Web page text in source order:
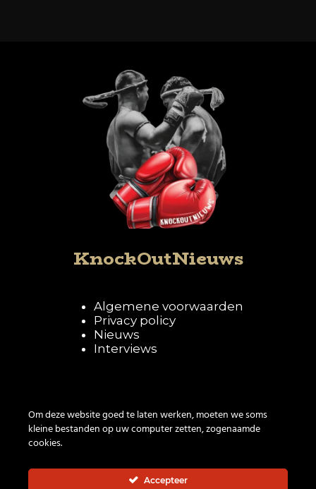
KnockOutNieuws
Algemene voorwaarden
Privacy policy
Nieuws
Interviews
Om deze website goed te laten werken, moeten we soms
kleine bestanden op uw computer zetten, zogenaamde
cookies.
Accepteer